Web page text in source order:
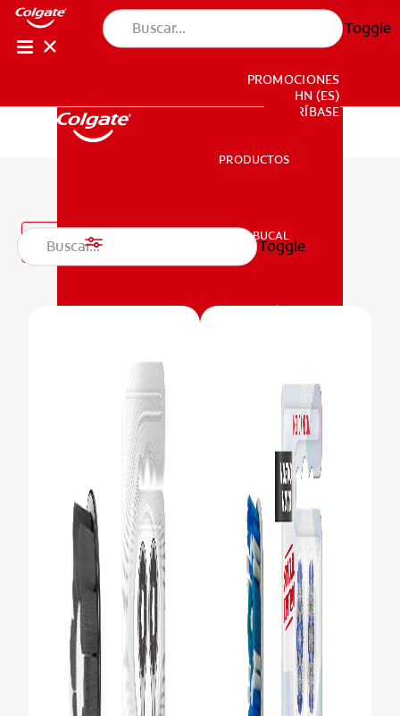
Toggle
SALUD BUCAL
CHEQUEO DE SALUD BUCAL
CORRESPONDENCIA DE PRODUCTOS
PROMOCIONES
SUSCRÍBASE
PROMOCIONES
HN (ES)
SUSCRÍBASE
PRODUCTOS
SALUD BUCAL
CORRESPONDENCIA DE PRODUCTOS
Toggle
Filtro